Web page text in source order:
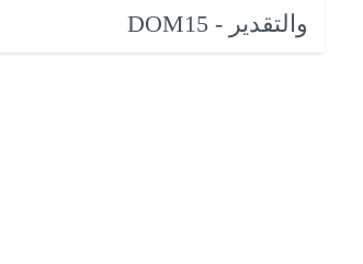
والتقدير - DOM15